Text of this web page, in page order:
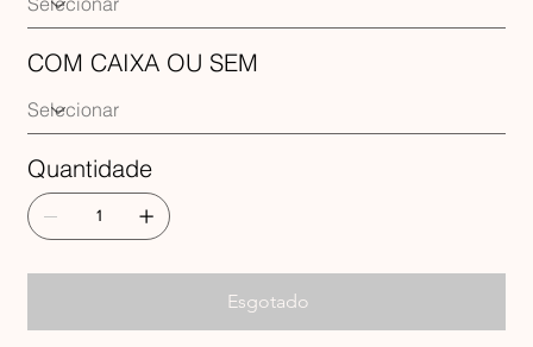
COM CAIXA OU SEM
Quantidade
Esgotado